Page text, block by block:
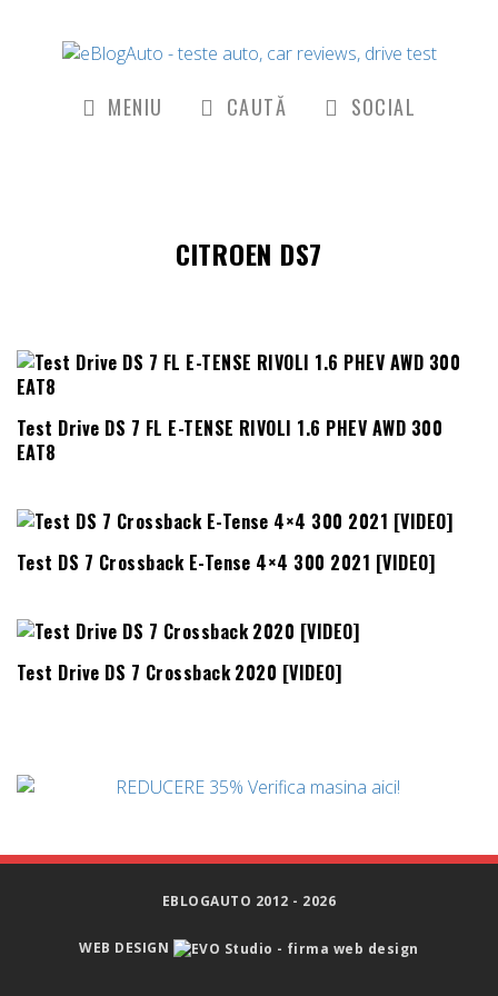
MENIU CAUTĂ SOCIAL
CITROEN DS7
Test Drive DS 7 FL E-TENSE RIVOLI 1.6 PHEV AWD 300
EAT8
Test DS 7 Crossback E-Tense 4×4 300 2021 [VIDEO]
Test Drive DS 7 Crossback 2020 [VIDEO]
EBLOGAUTO 2012 - 2026
WEB DESIGN